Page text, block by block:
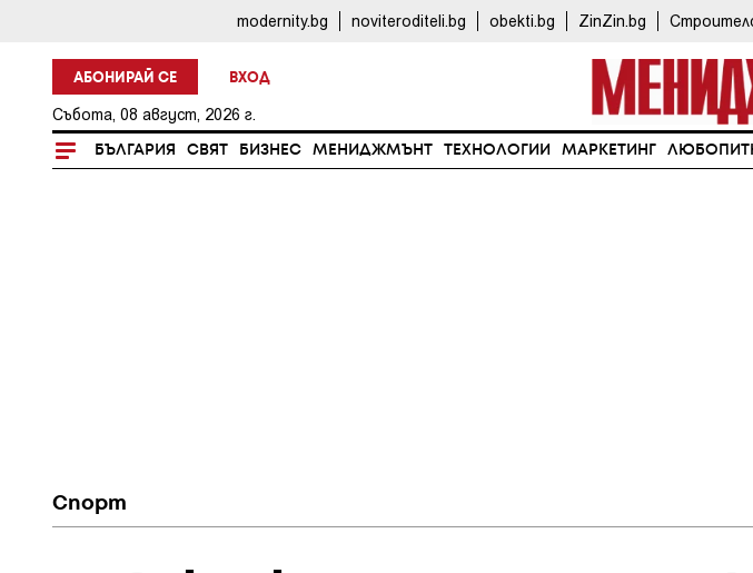
modernity.bg noviteroditeli.bg obekti.bg ZinZin.bg
АБОНИРАЙ СЕ ВХОД
Събота, 08 август, 2026 г.
БЪЛГАРИЯ СВЯТ БИЗНЕС МЕНИДЖМЪНТ ТЕХНОЛОГИИ МАРКЕТИНГ
Спорт